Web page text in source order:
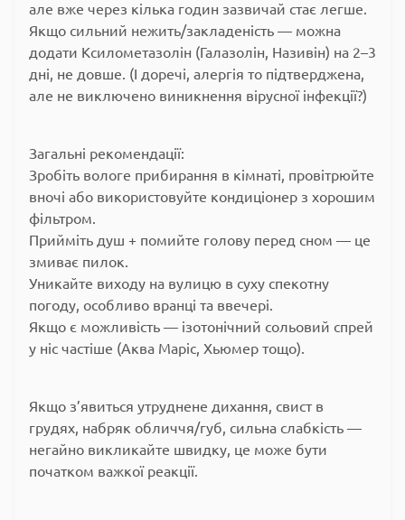
але вже через кілька годин зазвичай стає легше.
Якщо сильний нежить/закладеність — можна
додати Ксилометазолін (Галазолін, Називін) на 2–3
дні, не довше. (І доречі, алергія то підтверджена,
але не виключено виникнення вірусної інфекції?)
Загальні рекомендації:
Зробіть вологе прибирання в кімнаті, провітрюйте
вночі або використовуйте кондиціонер з хорошим
фільтром.
Прийміть душ + помийте голову перед сном — це
змиває пилок.
Уникайте виходу на вулицю в суху спекотну
погоду, особливо вранці та ввечері.
Якщо є можливість — ізотонічний сольовий спрей
у ніс частіше (Аква Маріс, Хьюмер тощо).
Якщо з’явиться утруднене дихання, свист в
грудях, набряк обличчя/губ, сильна слабкість —
негайно викликайте швидку, це може бути
початком важкої реакції.